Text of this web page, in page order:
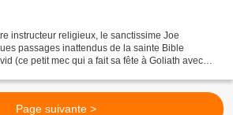
instructeur religieux, le sanctissime Joe
passages inattendus de la sainte Bible
(ce petit mec qui a fait sa fête à Goliath avec
Page suivante >